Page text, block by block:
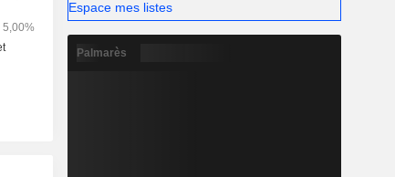
Espace mes listes
Palmarès